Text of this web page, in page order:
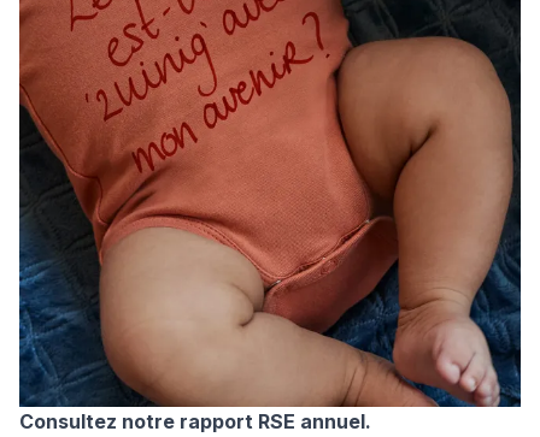
Consultez notre rapport RSE annuel.